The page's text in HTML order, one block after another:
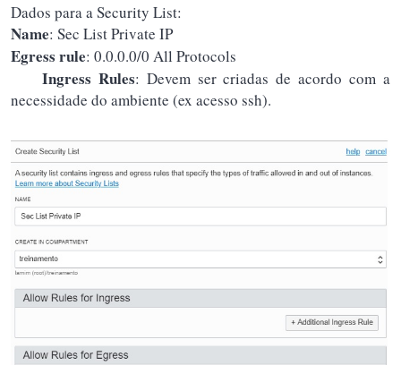
Dados para a Security List:
Name: Sec List Private IP
Egress rule: 0.0.0.0/0 All Protocols
Ingress Rules: Devem ser criadas de acordo com a
necessidade do ambiente (ex acesso ssh).